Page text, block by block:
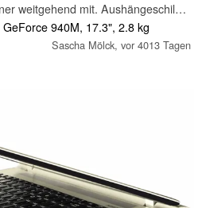
weitgehend mit. Aushängeschild
Letzteres deckt den sRGB-
940M, 17.3", 2.8 kg
Sascha Mölck, vor 4013 Tagen